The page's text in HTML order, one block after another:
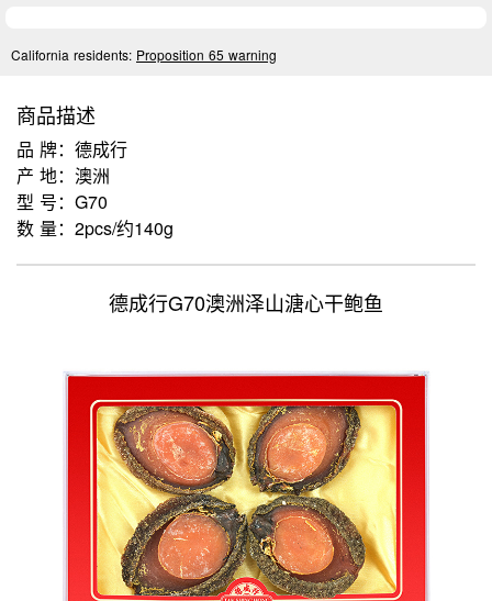
California residents: Proposition 65 warning
商品描述
品 牌：德成行
产 地：澳洲
型 号：G70
数 量：2pcs/约140g
德成行G70澳洲泽山溏心干鲍鱼